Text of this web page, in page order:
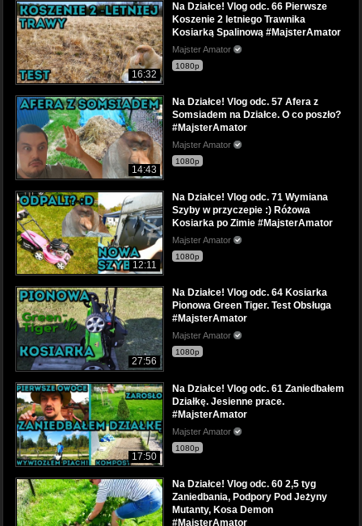
16:32
Na Działce! Vlog odc. 66 Pierwsze
Koszenie 2 letniego Trawnika
Kosiarką Spalinową #MajsterAmator
Majster Amator
1080p
14:43
Na Działce! Vlog odc. 57 Afera z
Somsiadem na Działce. O co poszło?
#MajsterAmator
Majster Amator
1080p
12:11
Na Działce! Vlog odc. 71 Wymiana
Szyby w przyczepie :) Różowa
Kosiarka po Zimie #MajsterAmator
Majster Amator
1080p
27:56
Na Działce! Vlog odc. 64 Kosiarka
Pionowa Green Tiger. Test Obsługa
#MajsterAmator
Majster Amator
1080p
17:50
Na Działce! Vlog odc. 61 Zaniedbałem
Działkę. Jesienne prace.
#MajsterAmator
Majster Amator
1080p
Na Działce! Vlog odc. 60 2,5 tyg
Zaniedbania, Podpory Pod Jeżyny
Mutanty, Kosa Demon
#MajsterAmator